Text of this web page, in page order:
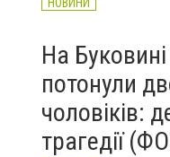
На
потонули
чоловіків:
трагедії